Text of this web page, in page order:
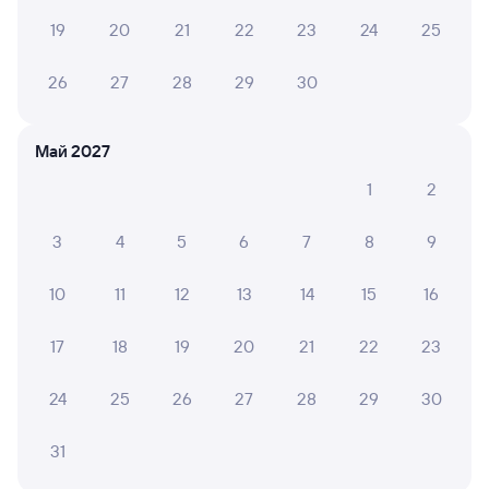
086Щ Проходящий 6,8
Брянск
Сухиничи
23:22 01:50
19 20 21 22 23 24 25
26 27 28 29 30
Май 2027
1
2
3 4 5 6 7 8 9
10 11 12 13 14 15 16
17 18 19 20 21 22 23
24 25 26 27 28 29 30
31